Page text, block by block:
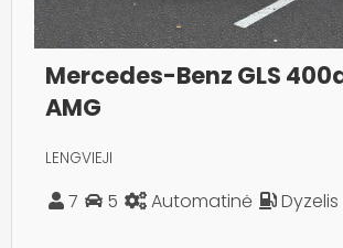
Mercedes-Benz GLS
AMG
LENGVIEJI
7 5 Automatinė Dyzelis